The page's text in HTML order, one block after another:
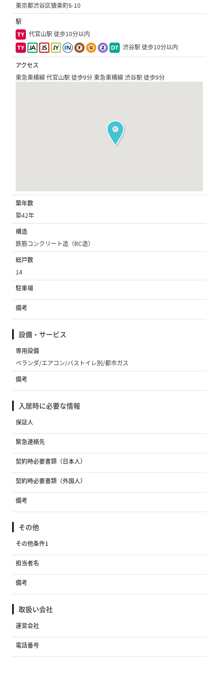
東京都渋谷区猿楽町6-10
駅
代官山駅 徒歩10分以内
渋谷駅 徒歩10分以内
アクセス
東急東横線 代官山駅 徒歩9分 東急東横線 渋谷駅 徒歩9分
築年数
築42年
構造
鉄筋コンクリート造（RC造）
総戸数
14
駐車場
備考
設備・サービス
専用設備
ベランダ/エアコン/バストイレ別/都市ガス
備考
入居時に必要な情報
保証人
緊急連絡先
契約時必要書類（日本人）
契約時必要書類（外国人）
備考
その他
その他条件1
担当者名
備考
取扱い会社
運営会社
電話番号